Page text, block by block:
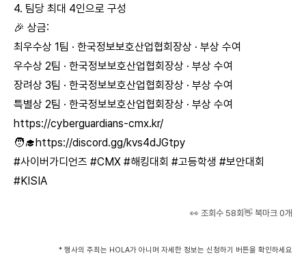
4. 팀당 최대 4인으로 구성
🎉 상금:
최우수상 1팀 · 한국정보보호산업협회장상 · 부상 수여
우수상 2팀 · 한국정보보호산업협회장상 · 부상 수여
장려상 3팀 · 한국정보보호산업협회장상 · 부상 수여
특별상 2팀 · 한국정보보호산업협회장상 · 부상 수여
https://cyberguardians-cmx.kr/
🧑‍🎓https://discord.gg/kvs4dJGtpy
#사이버가디언즈 #CMX #해킹대회 #고등학생 #보안대회
#KISIA
👀 조회수 58회 👋 북마크 0개
* 행사의 주최는 HOLA가 아니며 자세한 정보는 신청하기 버튼을 확인하세요